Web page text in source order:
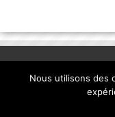
© Copyright
Nous utilisons des